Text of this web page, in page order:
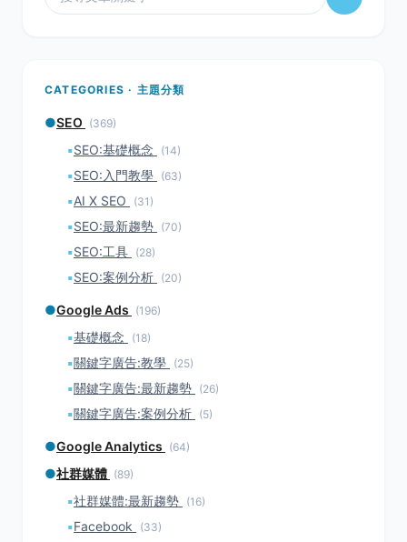
CATEGORIES · 主題分類
●SEO (369)
▪SEO:基礎概念 (14)
▪SEO:入門教學 (63)
▪AI X SEO (31)
▪SEO:最新趨勢 (70)
▪SEO:工具 (28)
▪SEO:案例分析 (20)
●Google Ads (196)
▪基礎概念 (18)
▪關鍵字廣告:教學 (25)
▪關鍵字廣告:最新趨勢 (26)
▪關鍵字廣告:案例分析 (5)
●Google Analytics (64)
●社群媒體 (89)
▪社群媒體:最新趨勢 (16)
▪Facebook (33)